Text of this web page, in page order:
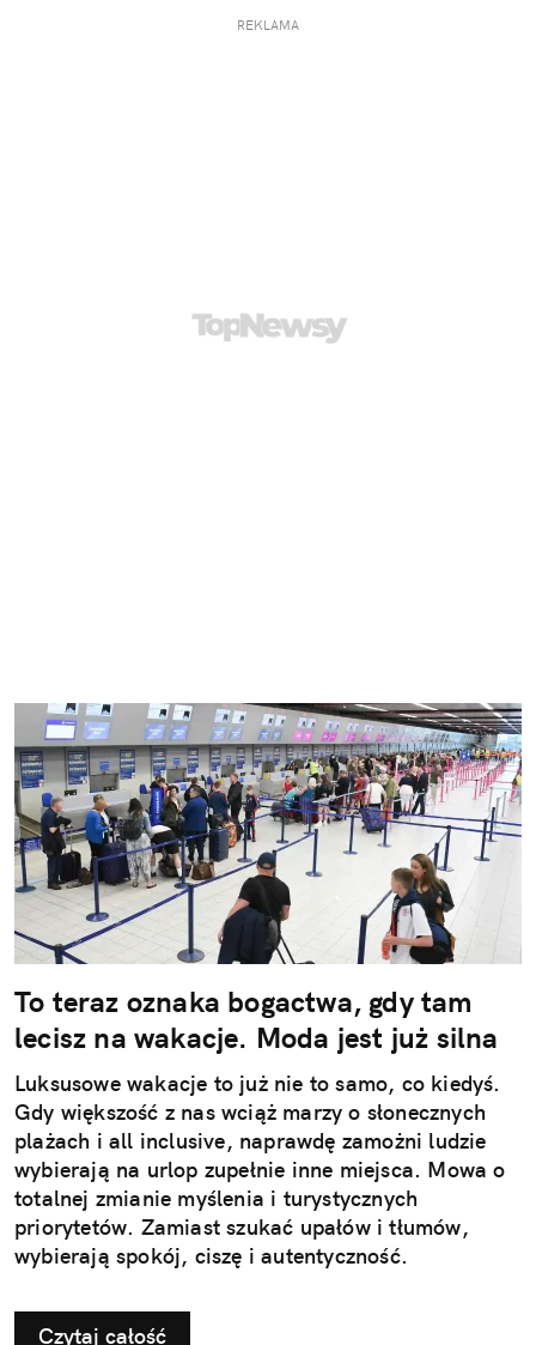
REKLAMA
To teraz oznaka bogactwa, gdy tam
lecisz na wakacje. Moda jest już silna
Luksusowe wakacje to już nie to samo, co kiedyś.
Gdy większość z nas wciąż marzy o słonecznych
plażach i all inclusive, naprawdę zamożni ludzie
wybierają na urlop zupełnie inne miejsca. Mowa o
totalnej zmianie myślenia i turystycznych
priorytetów. Zamiast szukać upałów i tłumów,
wybierają spokój, ciszę i autentyczność.
Czytaj całość